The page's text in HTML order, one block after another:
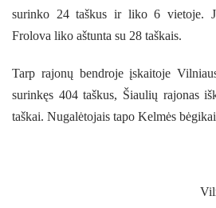
surinko 24 taškus ir liko 6 vietoje.
Frolova liko aštunta su 28 taškais.
Tarp rajonų bendroje įskaitoje
surinkęs 404 taškus, Šiaulių rajonas
taškai. Nugalėtojais tapo Kelmės